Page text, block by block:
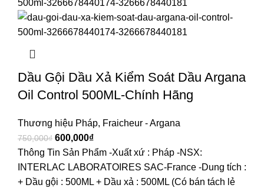
Dầu Gội Dầu Xả Kiểm Soát Dầu Argana
Oil Control 500ML-Chính Hãng
Thương hiệu Pháp, Fraicheur - Argana
750,000₫ 600,000₫
Thông Tin Sản Phẩm -Xuất xứ : Pháp -NSX:
INTERLAC LABORATOIRES SAC-France -Dung tích :
+ Dầu gội : 500ML + Dầu xả : 500ML (Có bán tách lẻ